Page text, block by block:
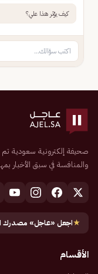
كيف يؤثر هذا علي؟
والمنافسة في سبق الأخبار
★اجعل «عاجل» مصدرك
الأقسام